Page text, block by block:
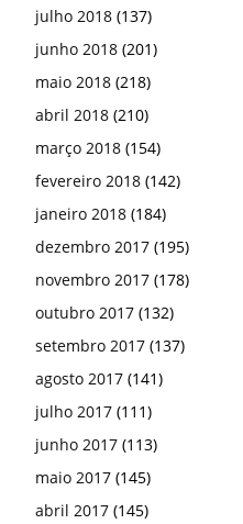
outubro 2017(132)
setembro 2017(137)
agosto 2017(141)
julho 2017 (111)
junho 2017(113)
maio 2017(145)
abril 2017(145)
março 2017(181)
fevereiro 2017(202)
janeiro 2017(201)
dezembro 2016 (153)
novembro 2016(161)
outubro 2016(132)
setembro 2016 (91)
agosto 2016(195)
julho 2016 (182)